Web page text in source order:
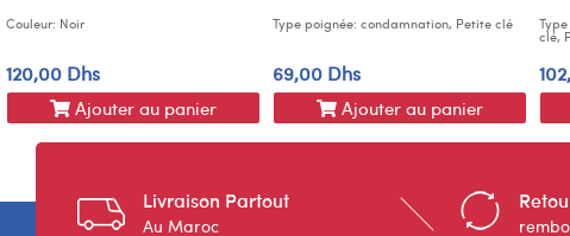
Couleur: Noir
120,00 Dhs
Ajouter au panier
Type poignée: condamnation, Petite clé
69,00 Dhs
Ajouter au panier
clé,
Livraison Partout
Au Maroc